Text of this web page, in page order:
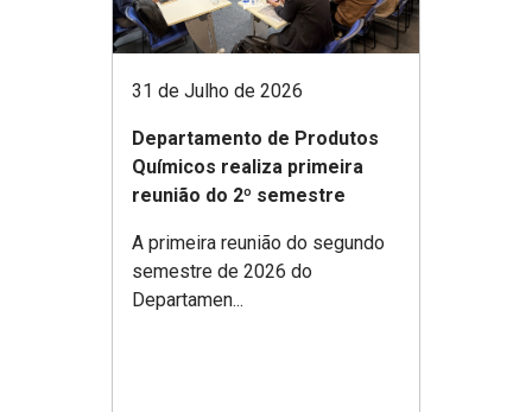
31 de Julho de 2026
Departamento de Produtos
Químicos realiza primeira
reunião do 2º semestre
A primeira reunião do segundo
semestre de 2026 do
Departamen...